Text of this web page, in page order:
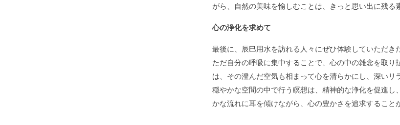
がら、自然の美味を愉しむことは、きっと思い出に残る
心の浄化を求めて
最後に、辰巳用水を訪れる人々にぜひ体験していただき
ただ自分の呼吸に集中することで、心の中の雑念を取
は、その澄んだ空気も相まって心を清らかにし、深いリ
穏やかな空間の中で行う瞑想は、精神的な浄化を促進
かな流れに耳を傾けながら、心の豊かさを追求すること